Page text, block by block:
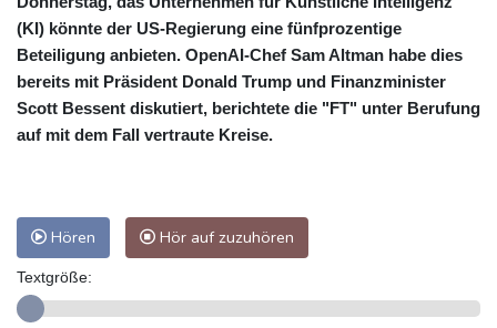
(KI) könnte der US-Regierung eine fünfprozentige
Beteiligung anbieten. OpenAI-Chef Sam Altman habe dies
bereits mit Präsident Donald Trump und Finanzminister
Scott Bessent diskutiert, berichtete die "FT" unter Berufung
auf mit dem Fall vertraute Kreise.
Hören Hör auf zuzuhören
Textgröße: